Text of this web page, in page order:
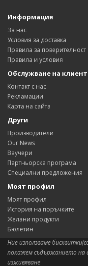
Информация
За нас
Условия за доставка
Правила за поверителност
Правила и условия
Обслужване на
Контакт с нас
Рекламации
Карта на сайта
Други
Производители
Our News
Ваучери
Партньорска програма
Специални предложения
Моят профил
Моят профил
История на поръчките
Желани продукти
Бюлетин
Сиситема:OpenCart
Ние използваме
покажем съдържанието на
изживяване